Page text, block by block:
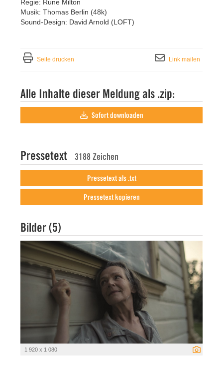
Regie: Rune Milton
Musik: Thomas Berlin (48k)
Sound-Design: David Arnold (LOFT)
Seite drucken Link mailen
Alle Inhalte dieser Meldung als .zip:
Sofort downloaden
Pressetext 3188 Zeichen
Pressetext als .txt
Pressetext kopieren
Bilder (5)
1 920 x 1 080